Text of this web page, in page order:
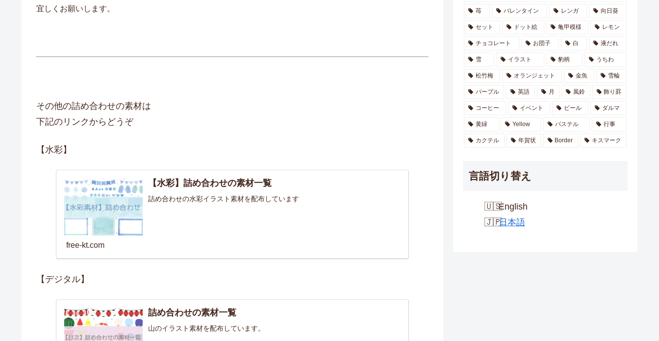
宜しくお願いします。
その他の詰め合わせの素材は
下記のリンクからどうぞ
【水彩】
【水彩】詰め合わせの素材一覧
詰め合わせの水彩イラスト素材を配布しています
free-kt.com
【デジタル】
詰め合わせの素材一覧
山のイラスト素材を配布しています。
苺 バレンタイン レンガ 向日葵
セット ドット絵 亀甲模様 レモン
チョコレート お団子 白 液だれ
雪 イラスト 豹柄 うちわ
松竹梅 オランジェット 金魚 雪輪
パープル 英語 月 風鈴 飾り罫
コーヒー イベント ビール ダルマ
黄緑 Yellow パステル 行事
カクテル 年賀状 Border キスマーク
言語切り替え
English
日本語